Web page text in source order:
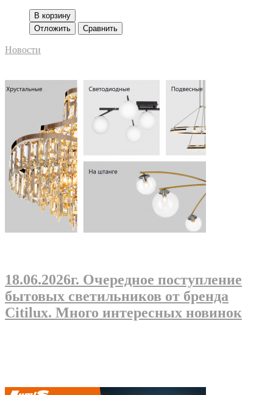
В корзину
Отложить
Сравнить
Новости
18.06.2026г. Очередное поступление
бытовых светильников от бренда
Citilux. Много интересных новинок